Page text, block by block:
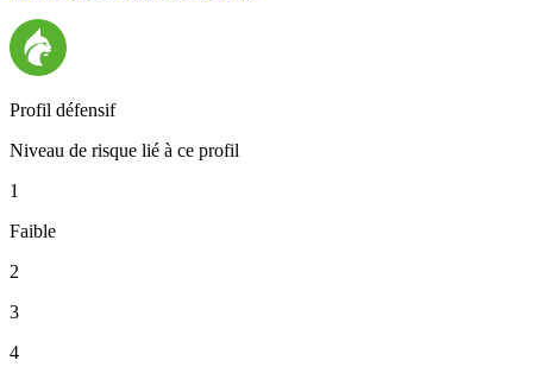
Profil défensif
Niveau de risque lié à ce profil
1
Faible
2
3
4